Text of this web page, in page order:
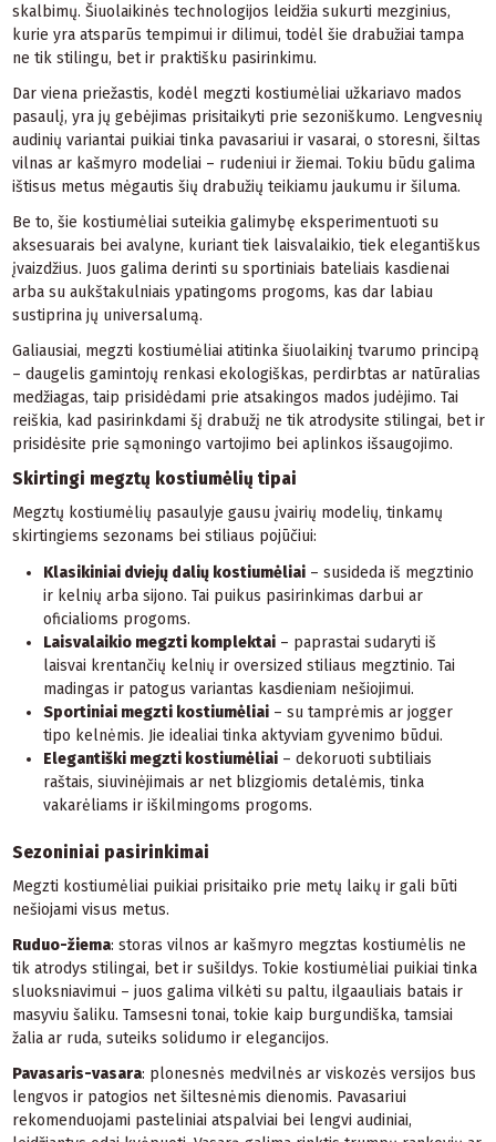
skalbimų. Šiuolaikinės technologijos leidžia sukurti mezginius,
kurie yra atsparūs tempimui ir dilimui, todėl šie drabužiai tampa
ne tik stilingu, bet ir praktišku pasirinkimu.
Dar viena priežastis, kodėl megzti kostiumėliai užkariavo mados
pasaulį, yra jų gebėjimas prisitaikyti prie sezoniškumo. Lengvesnių
audinių variantai puikiai tinka pavasariui ir vasarai, o storesni, šiltas
vilnas ar kašmyro modeliai – rudeniui ir žiemai. Tokiu būdu galima
ištisus metus mėgautis šių drabužių teikiamu jaukumu ir šiluma.
Be to, šie kostiumėliai suteikia galimybę eksperimentuoti su
aksesuarais bei avalyne, kuriant tiek laisvalaikio, tiek elegantiškus
įvaizdžius. Juos galima derinti su sportiniais bateliais kasdienai
arba su aukštakulniais ypatingoms progoms, kas dar labiau
sustiprina jų universalumą.
Galiausiai, megzti kostiumėliai atitinka šiuolaikinį tvarumo principą
– daugelis gamintojų renkasi ekologiškas, perdirbtas ar natūralias
medžiagas, taip prisidėdami prie atsakingos mados judėjimo. Tai
reiškia, kad pasirinkdami šį drabužį ne tik atrodysite stilingai, bet ir
prisidėsite prie sąmoningo vartojimo bei aplinkos išsaugojimo.
Skirtingi megztų kostiumėlių tipai
Megztų kostiumėlių pasaulyje gausu įvairių modelių, tinkamų
skirtingiems sezonams bei stiliaus pojūčiui:
Klasikiniai dviejų dalių kostiumėliai– susideda iš megztinio
ir kelnių arba sijono. Tai puikus pasirinkimas darbui ar
oficialioms progoms.
Laisvalaikio megzti komplektai– paprastai sudaryti iš
laisvai krentančių kelnių ir oversized stiliaus megztinio. Tai
madingas ir patogus variantas kasdieniam nešiojimui.
Sportiniai megzti kostiumėliai– su tamprėmis ar jogger
tipo kelnėmis. Jie idealiai tinka aktyviam gyvenimo būdui.
Elegantiški megzti kostiumėliai– dekoruoti subtiliais
raštais, siuvinėjimais ar net blizgiomis detalėmis, tinka
vakarėliams ir iškilmingoms progoms.
Sezoniniai pasirinkimai
Megzti kostiumėliai puikiai prisitaiko prie metų laikų ir gali būti
nešiojami visus metus.
Ruduo-žiema: storas vilnos ar kašmyro megztas kostiumėlis ne
tik atrodys stilingai, bet ir sušildys. Tokie kostiumėliai puikiai tinka
sluoksniavimui – juos galima vilkėti su paltu, ilgaauliais batais ir
masyviu šaliku. Tamsesni tonai, tokie kaip burgundiška, tamsiai
žalia ar ruda, suteiks solidumo ir elegancijos.
Pavasaris-vasara: plonesnės medvilnės ar viskozės versijos bus
lengvos ir patogios net šiltesnėmis dienomis. Pavasariui
rekomenduojami pasteliniai atspalviai bei lengvi audiniai,